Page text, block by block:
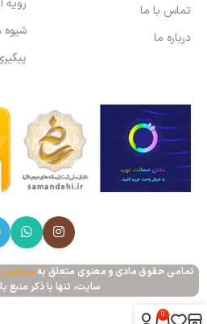
تماس با ما
درباره ما
تمامی حقوق مادی و معنوی متعلق به
سایت، تنها با ذکر منبع
0